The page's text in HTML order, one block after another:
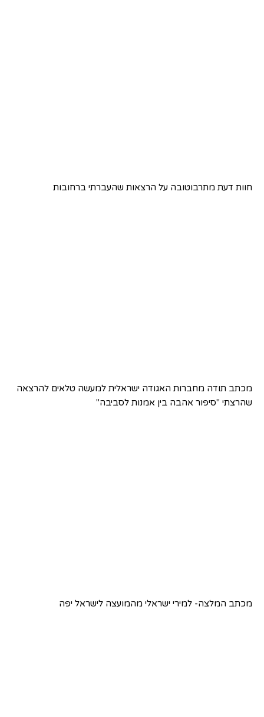
חוות דעת מתרבוטובה על הרצאות שהעברתי ברחובות
מכתב תודה מחברות האגודה ישראלית למעשה טלאים להרצאה
שהרצתי "סיפור אהבה בין אמנות לסביבה"
מכתב המלצה- למירי ישראלי מהמועצה לישראל יפה